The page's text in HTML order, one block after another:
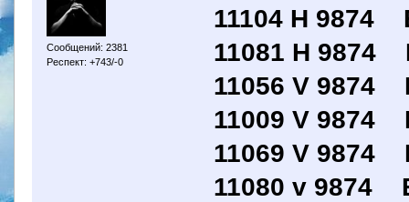
Сообщений: 2381
Респект: +743/-0
11104 H 9874
11081 H 9874
11056 V 9874
11009 V 9874
11069 V 9874
11080 v 9874